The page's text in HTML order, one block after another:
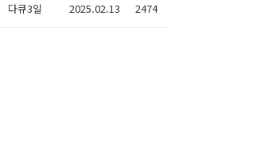
다큐3일 2025.02.13 2474